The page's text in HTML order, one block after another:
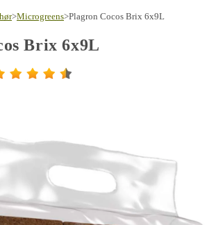
>Microgreens>Plagron Cocos Brix 6x9L
Brix 6x9L